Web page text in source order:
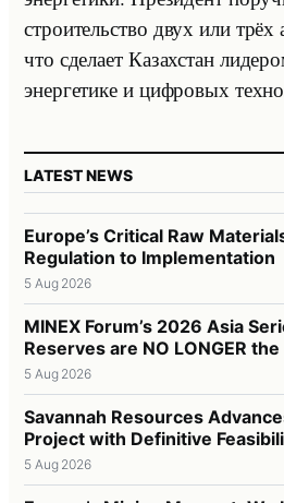
строительство двух или
что сделает Казахстан
энергетике и цифровых
LATEST NEWS
Europe’s Critical Raw
Regulation to Implementation
5 Aug 2026
MINEX Forum’s 2026 Asia
Reserves are NO LONGER
5 Aug 2026
Savannah Resources
Project with Definitive
5 Aug 2026